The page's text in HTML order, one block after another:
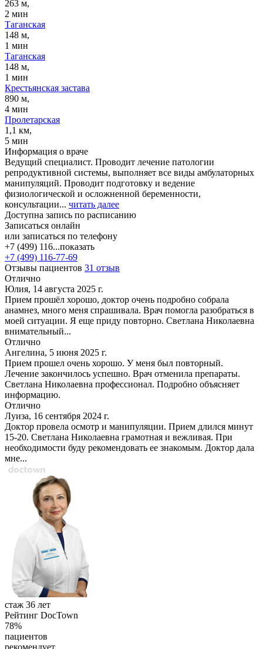
263 м,
2 мин
Таганская
148 м,
1 мин
Таганская
148 м,
1 мин
Крестьянская застава
890 м,
4 мин
Пролетарская
1,1 км,
5 мин
Информация о враче
Ведущий специалист. Проводит лечение патологии
репродуктивной системы, выполняет все виды амбулаторных
манипуляций. Проводит подготовку и ведение
физиологической и осложненной беременности,
консультации... читать далее
Доступна запись по расписанию
Записаться онлайн
или записаться по телефону
+7 (499) 116...показать
+7 (499) 116-77-69
Отзывы пациентов 31 отзыв
Отлично
Юлия, 14 августа 2025 г.
Прием прошёл хорошо, доктор очень подробно собрала
анамнез, много меня спрашивала. Врач помогла разобраться в
моей ситуации. Я еще приду повторно. Светлана Николаевна
внимательный...
Отлично
Ангелина, 5 июня 2025 г.
Прием прошел очень хорошо. У меня был повторный.
Лечение закончилось успешно. Врач отменила препараты.
Светлана Николаевна профессионал. Подробно объясняет
информацию.
Отлично
Луиза, 16 сентября 2024 г.
Доктор провела осмотр и манипуляции. Прием длился минут
15-20. Светлана Николаевна грамотная и вежливая. При
необходимости буду рекомендовать ее знакомым. Доктор дала
мне...
стаж 36 лет
Рейтинг DocTown
78%
пациентов
рекомендует